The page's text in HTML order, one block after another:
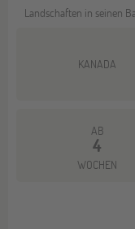
Landschaften in seinen
KANADA
AB
4
WOCHEN